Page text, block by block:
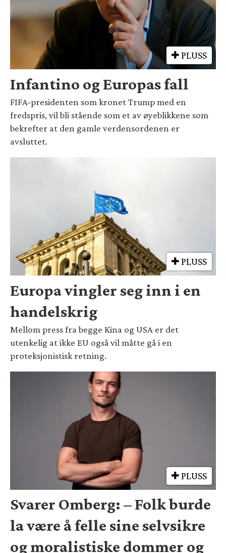
PLUSS
Infantino og Europas fall
FIFA-presidenten som kronet Trump med en
fredspris, vil bli stående som et av øyeblikkene som
bekrefter at den gamle verdensordenen er
avsluttet.
PLUSS
Europa vingler seg inn i en
handelskrig
Mellom press fra begge Kina og USA er det
utenkelig at ikke EU også vil måtte gå i en
proteksjonistisk retning.
PLUSS
Svarer Omberg: – Folk burde
la være å felle sine selvsikre
og moralistiske dommer og